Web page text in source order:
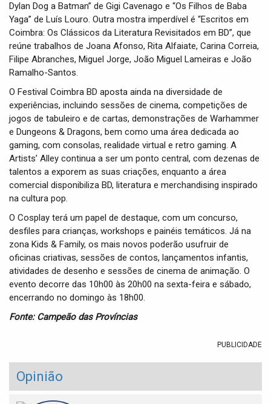
Dylan Dog a Batman” de Gigi Cavenago e “Os Filhos de Baba
Yaga” de Luís Louro. Outra mostra imperdível é “Escritos em
Coimbra: Os Clássicos da Literatura Revisitados em BD”, que
reúne trabalhos de Joana Afonso, Rita Alfaiate, Carina Correia,
Filipe Abranches, Miguel Jorge, João Miguel Lameiras e João
Ramalho-Santos.
O Festival Coimbra BD aposta ainda na diversidade de
experiências, incluindo sessões de cinema, competições de
jogos de tabuleiro e de cartas, demonstrações de Warhammer
e Dungeons & Dragons, bem como uma área dedicada ao
gaming, com consolas, realidade virtual e retro gaming. A
Artists’ Alley continua a ser um ponto central, com dezenas de
talentos a exporem as suas criações, enquanto a área
comercial disponibiliza BD, literatura e merchandising inspirado
na cultura pop.
O Cosplay terá um papel de destaque, com um concurso,
desfiles para crianças, workshops e painéis temáticos. Já na
zona Kids & Family, os mais novos poderão usufruir de
oficinas criativas, sessões de contos, lançamentos infantis,
atividades de desenho e sessões de cinema de animação. O
evento decorre das 10h00 às 20h00 na sexta-feira e sábado,
encerrando no domingo às 18h00.
Fonte: Campeão das Províncias
PUBLICIDADE
Opinião